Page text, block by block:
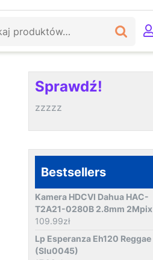
Sprawdź!
zzzzz
Bestsellers
Kamera HDCVI Dahua HAC-
T2A21-0280B 2.8mm 2Mpix
109.99zł
Lp Esperanza Eh120 Reggae
(Slu0045)